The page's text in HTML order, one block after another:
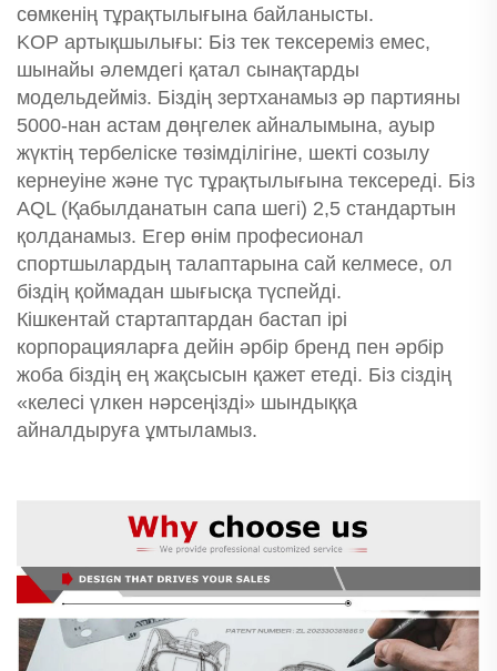
сөмкенің тұрақтылығына байланысты.
KOP артықшылығы: Біз тек тексереміз емес,
шынайы әлемдегі қатал сынақтарды
модельдейміз. Біздің зертханамыз әр партияны
5000-нан астам дөңгелек айналымына, ауыр
жүктің тербеліске төзімділігіне, шекті созылу
кернеуіне және түс тұрақтылығына тексереді. Біз
AQL (Қабылданатын сапа шегі) 2,5 стандартын
қолданамыз. Егер өнім професионал
спортшылардың талаптарына сай келмесе, ол
біздің қоймадан шығысқа түспейді.
Кішкентай стартаптардан бастап ірі
корпорацияларға дейін әрбір бренд пен әрбір
жоба біздің ең жақсысын қажет етеді. Біз сіздің
«келесі үлкен нәрсеңізді» шындыққа
айналдыруға ұмтыламыз.